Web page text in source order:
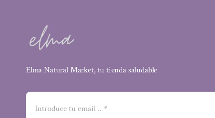
Elma Natural Market, tu tienda saludable